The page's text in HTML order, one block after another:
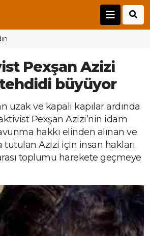
Pexşan Azizi
büyüyor
uzak ve kapalı kapılar ardında
Pexşan Azizi’nin idam
hakkı elinden alınan ve
tutulan Azizi için insan hakları
toplumu harekete geçmeye